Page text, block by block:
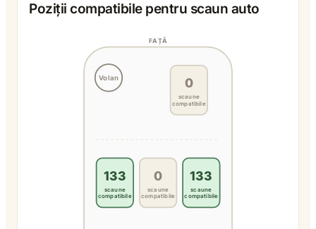
Poziții compatibile pentru scaun auto
Volan
FAȚĂ
0
scaune
compatibile
133
scaune
compatibile
0
scaune
compatibile
133
scaune
compatibile